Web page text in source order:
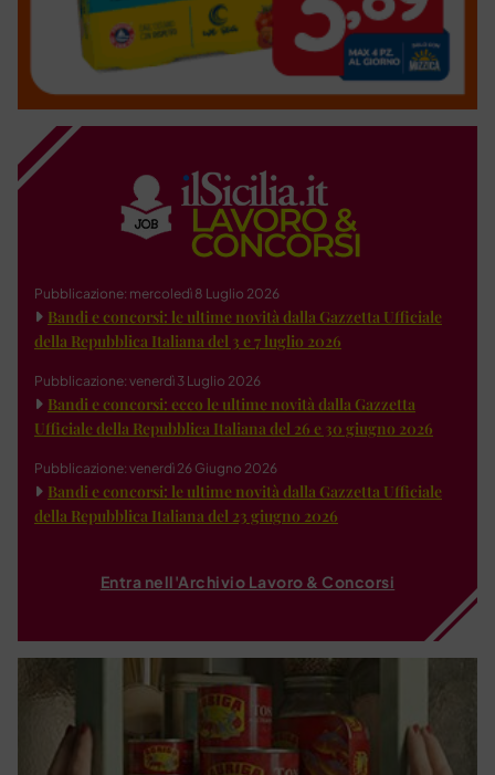
Pubblicazione: mercoledì 8 Luglio 2026
Bandi e concorsi: le ultime novità dalla Gazzetta Ufficiale
della Repubblica Italiana del 3 e 7 luglio 2026
Pubblicazione: venerdì 3 Luglio 2026
Bandi e concorsi: ecco le ultime novità dalla Gazzetta
Ufficiale della Repubblica Italiana del 26 e 30 giugno 2026
Pubblicazione: venerdì 26 Giugno 2026
Bandi e concorsi: le ultime novità dalla Gazzetta Ufficiale
della Repubblica Italiana del 23 giugno 2026
Entra nell'Archivio Lavoro & Concorsi